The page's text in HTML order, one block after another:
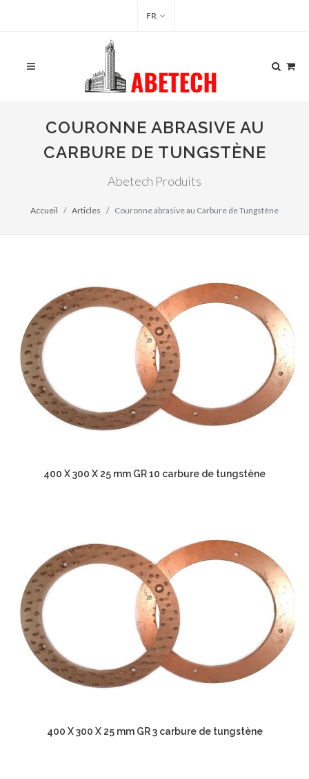
FR
COURONNE ABRASIVE AU
CARBURE DE TUNGSTÈNE
Abetech Produits
Accueil Articles Couronne abrasive au Carbure de Tungstène
400 X 300 X 25 mm GR 10 carbure de tungstène
400 X 300 X 25 mm GR 3 carbure de tungstène